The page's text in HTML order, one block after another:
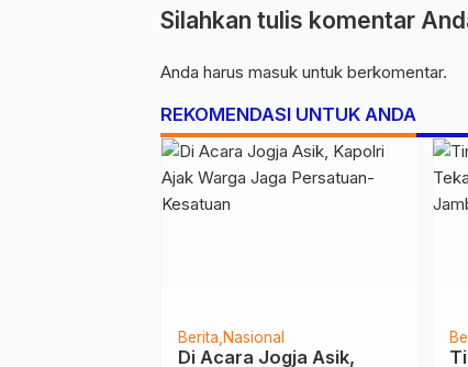
Silahkan tulis komentar
Anda harus masuk untuk berkomentar.
REKOMENDASI UNTUK ANDA
Batanghari Berita
Pangdam II/Swj Tinjau